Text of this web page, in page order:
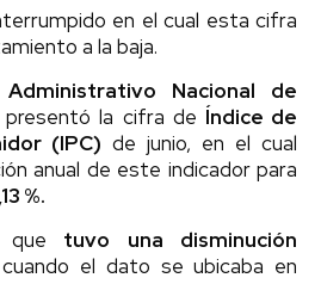
en el cual esta cifra
a la baja.
Nacional de
presentó la cifra de Índice de
(IPC) de junio, en el cual
anual de este indicador para
%.
tuvo una disminución
el dato se ubicaba en